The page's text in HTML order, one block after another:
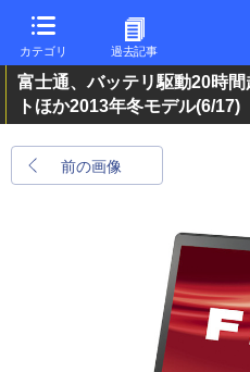
カテゴリ 過去記事
富士通、バッテリ駆動20時
トほか2013年冬モデル(6/17)
前の画像